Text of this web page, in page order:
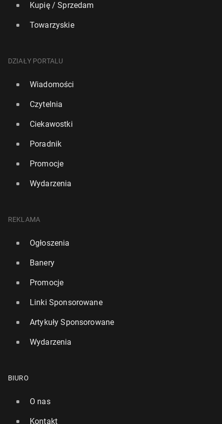
Kupię / Sprzedam
Towarzyskie
DZIAŁY PORTALU
Wiadomości
Czytelnia
Ciekawostki
Poradnik
Promocje
Wydarzenia
REKLAMA
Ogłoszenia
Banery
Promocje
Linki Sponsorowane
Artykuły Sponsorowane
Wydarzenia
BIURO
O nas
Kontakt